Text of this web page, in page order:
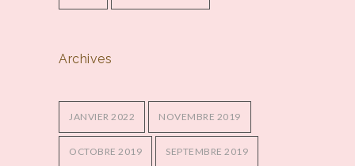
Archives
JANVIER 2022 NOVEMBRE 2019
OCTOBRE 2019 SEPTEMBRE 2019